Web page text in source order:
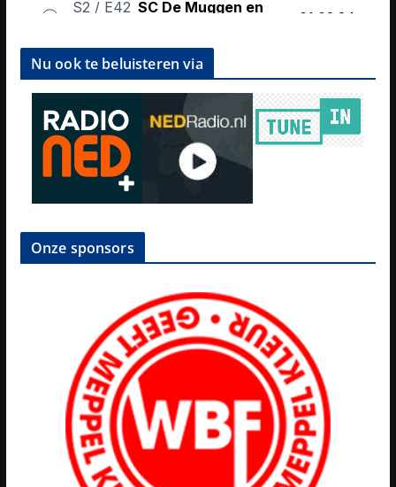
Nu ook te beluisteren via
Onze sponsors